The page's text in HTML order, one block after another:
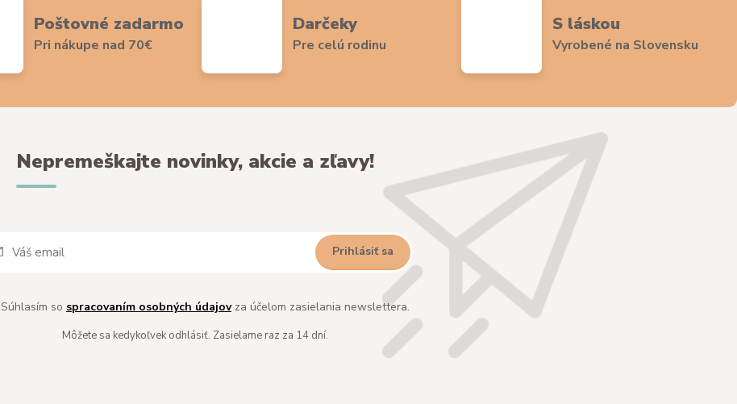
Poštovné zadarmo
Pri nákupe nad 70€
Darčeky
Pre celú rodinu
S láskou
Vyrobené na Slovensku
Nepremeškajte novinky, akcie a zľavy!
Prihlásiť sa
Súhlasím so spracovaním osobných údajovza účelom zasielania newslettera.
Môžete sa kedykoľvek odhlásiť. Zasielame raz za 14 dní.